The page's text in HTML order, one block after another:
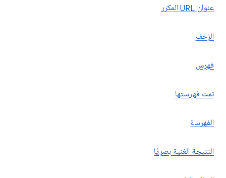
عنوان URL المكرر
الزحف
فهرس
تمت فهرستها
الفهرسة
النتيجة الغنية بصريًا